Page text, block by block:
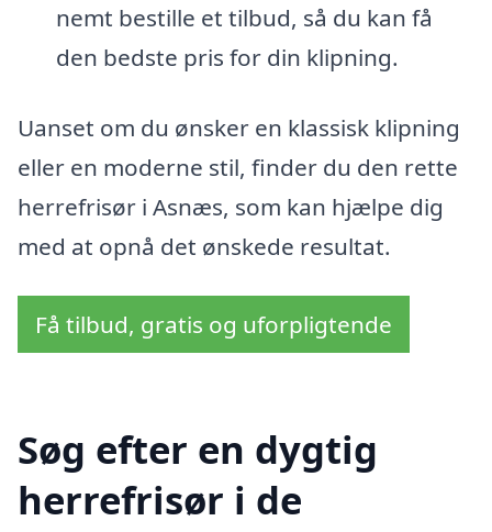
nemt bestille et tilbud, så du kan få
den bedste pris for din klipning.
Uanset om du ønsker en klassisk klipning
eller en moderne stil, finder du den rette
herrefrisør i Asnæs, som kan hjælpe dig
med at opnå det ønskede resultat.
Få tilbud, gratis og uforpligtende
Søg efter en dygtig
herrefrisør i de